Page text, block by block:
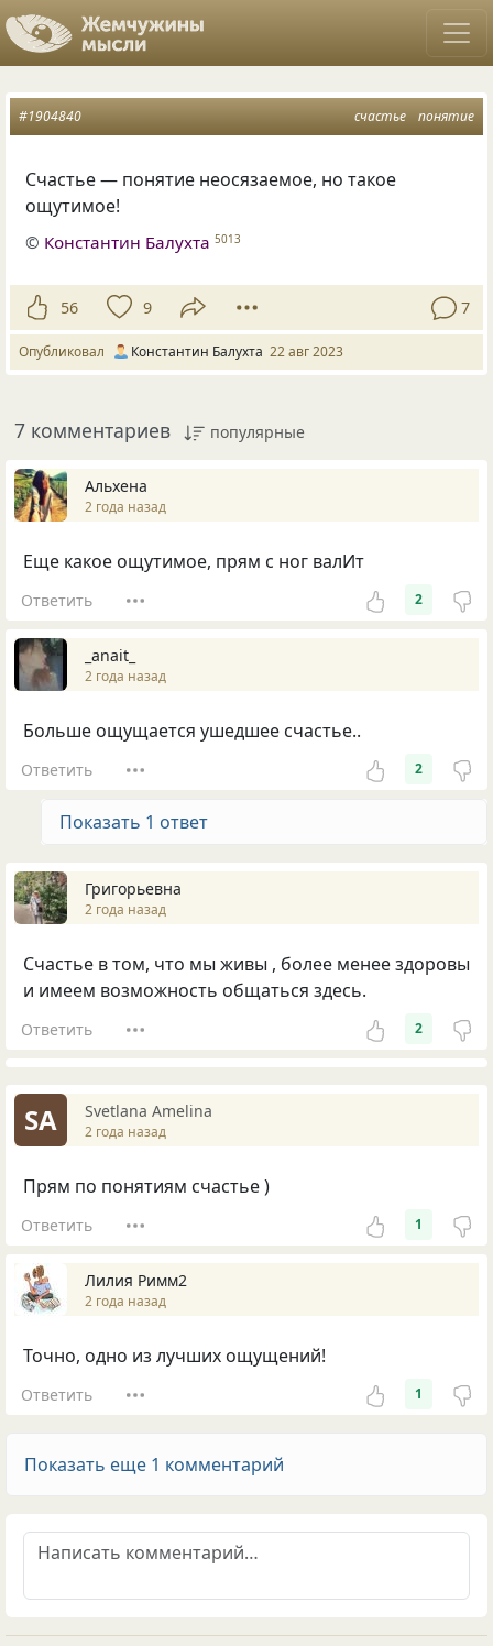
счастье понятие
#1904840
Счастье — понятие неосязаемое, но такое
ощутимое!
© Константин Балухта 5013
56 9 7
Опубликовал Константин Балухта 22 авг 2023
7 комментариев популярные
Альхена
2 года назад
Еще какое ощутимое, прям с ног валИт
Ответить 2
_anait_
2 года назад
Больше ощущается ушедшее счастье..
Ответить 2
Показать 1 ответ
Григорьевна
2 года назад
Счастье в том, что мы живы , более менее здоровы
и имеем возможность общаться здесь.
Ответить 2
SA Svetlana Amelina
2 года назад
Прям по понятиям счастье )
Ответить 1
Лилия Римм2
2 года назад
Точно, одно из лучших ощущений!
Ответить 1
Показать еще 1 комментарий